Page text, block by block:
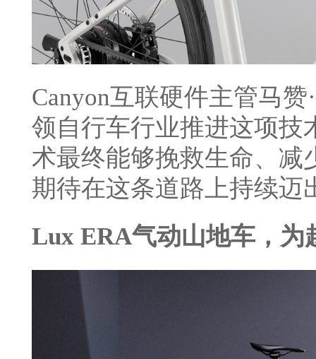
Canyon互联硬件主管马
领自行车行业推进这项技
术最终能够挽救生命、减
期待在这条道路上持续迈
Lux ERA气动山地车，为